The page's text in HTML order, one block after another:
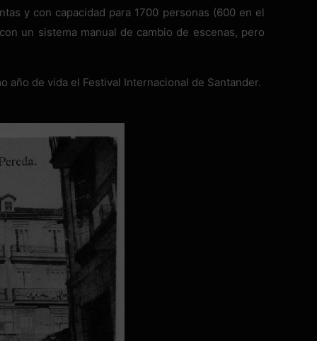
y con capacidad para 1700 personas (600 en el
un sistema manual de cambio de escenas, pero
año de vida el Festival Internacional de Santander.